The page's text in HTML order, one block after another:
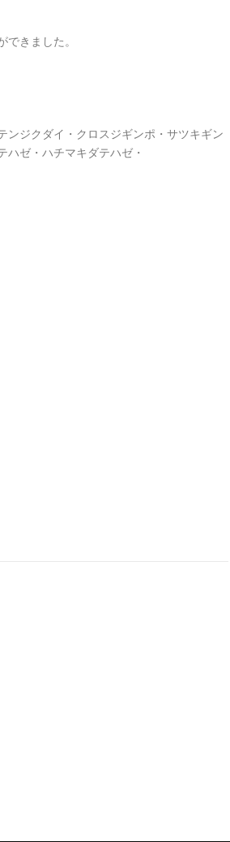
きました。
ンジクダイ・クロスジギンポ・サツキギン
ゼ・ハチマキダテハゼ・